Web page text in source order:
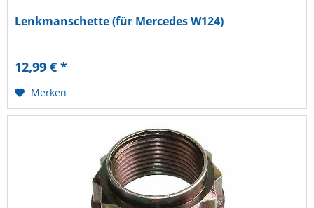
Lenkmanschette (für Mercedes W124)
12,99 € *
Merken